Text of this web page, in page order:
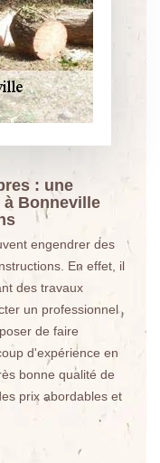
: une
à Bonneville
engendrer des
En effet, il
des travaux
un professionnel
de faire
d'expérience en
bonne qualité de
prix abordables et